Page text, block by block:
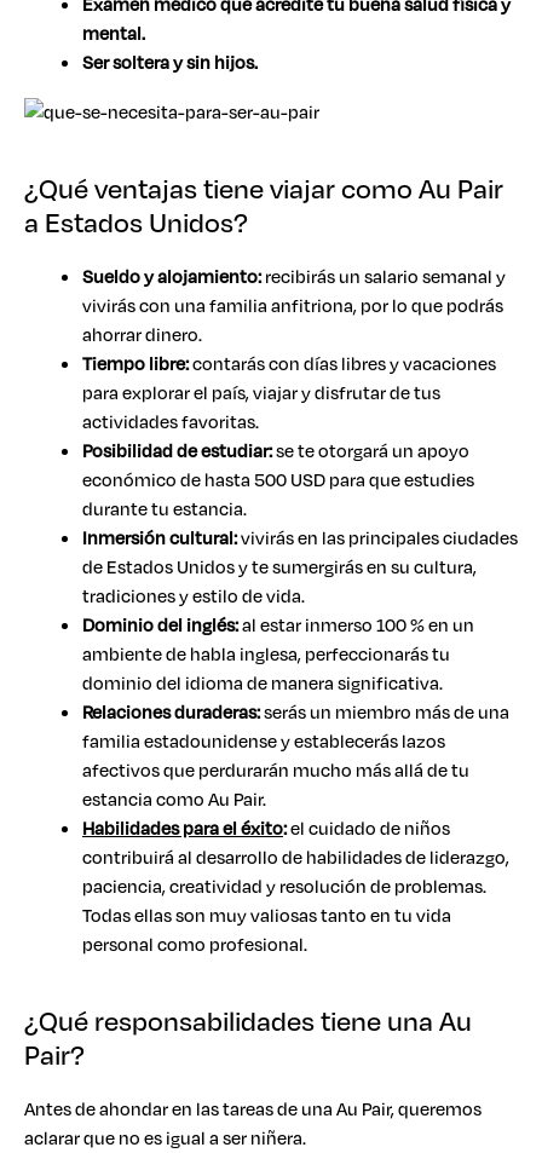
mental.
Ser soltera y sin hijos.
¿Qué ventajas tiene viajar como Au Pair
a Estados Unidos?
Sueldo y alojamiento:recibirás un salario semanal y
vivirás con una familia anfitriona, por lo que podrás
ahorrar dinero.
Tiempo libre:contarás con días libres y vacaciones
para explorar el país, viajar y disfrutar de tus
actividades favoritas.
Posibilidad de estudiar:se te otorgará un apoyo
económico de hasta 500 USD para que estudies
durante tu estancia.
Inmersión cultural:vivirás en las principales ciudades
de Estados Unidos y te sumergirás en su cultura,
tradiciones y estilo de vida.
Dominio del inglés:al estar inmerso 100 % en un
ambiente de habla inglesa, perfeccionarás tu
dominio del idioma de manera significativa.
Relaciones duraderas:serás un miembro más de una
familia estadounidense y establecerás lazos
afectivos que perdurarán mucho más allá de tu
estancia como Au Pair.
Habilidades para el éxito:el cuidado de niños
contribuirá al desarrollo de habilidades de liderazgo,
paciencia, creatividad y resolución de problemas.
Todas ellas son muy valiosas tanto en tu vida
personal como profesional.
¿Qué responsabilidades tiene una Au
Pair?
Antes de ahondar en las tareas de una Au Pair, queremos
aclarar que no es igual a ser niñera.